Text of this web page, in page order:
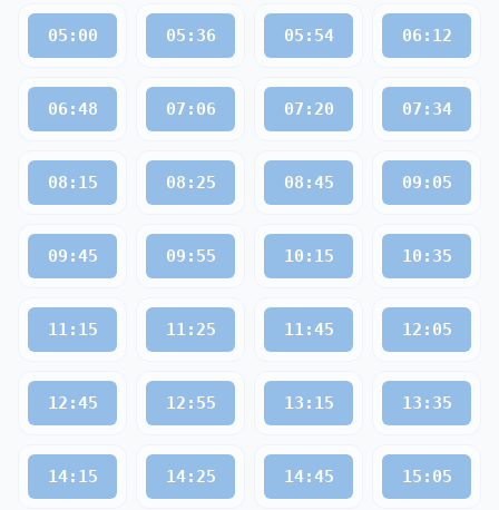
05:00 05:36 05:54 06:12
06:48 07:06 07:20 07:34
08:15 08:25 08:45 09:05
09:45 09:55 10:15 10:35
11:15 11:25 11:45 12:05
12:45 12:55 13:15 13:35
14:15 14:25 14:45 15:05